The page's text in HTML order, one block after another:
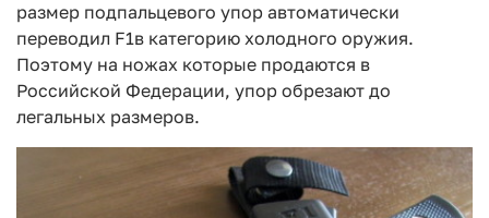
размер подпальцевого упор автоматически
переводил F1в категорию холодного оружия.
Поэтому на ножах которые продаются в
Российской Федерации, упор обрезают до
легальных размеров.